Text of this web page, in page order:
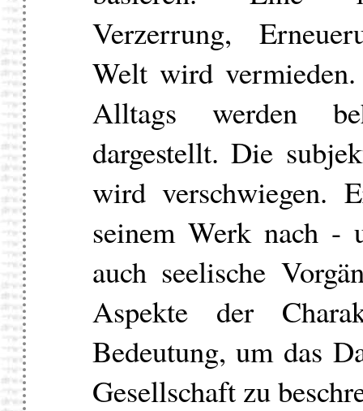
Verzerrung,
Welt wird vermieden.
Alltags werden
dargestellt. Die
wird verschwiegen.
seinem Werk nach -
auch seelische
Aspekte der
Bedeutung, um das
Gesellschaft zu